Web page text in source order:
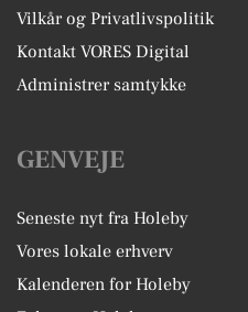
Vilkår og Privatlivspolitik
Kontakt VORES Digital
Administrer samtykke
GENVEJE
Seneste nyt fra Holeby
Vores lokale erhverv
Kalenderen for Holeby